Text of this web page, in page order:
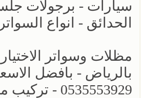
سيارات - برجولات
الحدائق - انواع السواتر
مظلات وسواتر
بالرياض - بافضل
0535553929 -